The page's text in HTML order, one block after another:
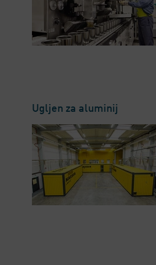
Ugljen za aluminij